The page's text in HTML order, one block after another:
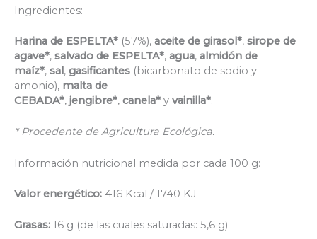
Ingredientes:
Harina de ESPELTA* (57%), aceite de girasol*, sirope de
agave*, salvado de ESPELTA*, agua, almidón de
maíz*, sal, gasificantes (bicarbonato de sodio y
amonio), malta de
CEBADA*, jengibre*, canela* y vainilla*.
* Procedente de Agricultura Ecológica.
Información nutricional medida por cada 100 g:
Valor energético: 416 Kcal / 1740 KJ
Grasas: 16 g (de las cuales saturadas: 5,6 g)